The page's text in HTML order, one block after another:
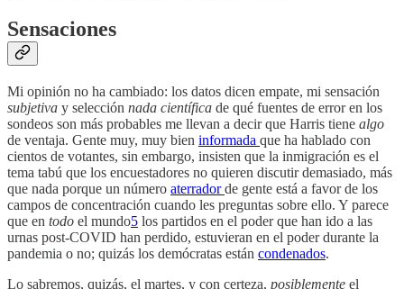
Sensaciones
Mi opinión no ha cambiado: los datos dicen empate, mi sensación
subjetiva y selección nada científica de qué fuentes de error en los
sondeos son más probables me llevan a decir que Harris tiene algo
de ventaja. Gente muy, muy bien informada que ha hablado con
cientos de votantes, sin embargo, insisten que la inmigración es el
tema tabú que los encuestadores no quieren discutir demasiado, más
que nada porque un número aterradorde gente está a favor de los
campos de concentración cuando les preguntas sobre ello. Y parece
que en todo el mundo5 los partidos en el poder que han ido a las
urnas post-COVID han perdido, estuvieran en el poder durante la
pandemia o no; quizás los demócratas están condenados.
Lo sabremos, quizás, el martes, y con certeza, posiblemente el